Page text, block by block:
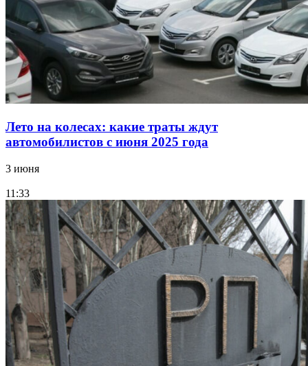
Лето на колесах: какие траты ждут
автомобилистов с июня 2025 года
3 июня
11:33